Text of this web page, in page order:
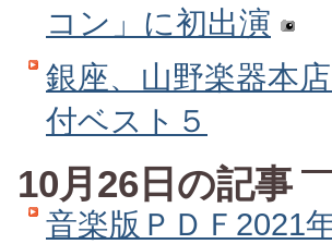
コン」に初出演
銀座、山野楽器本
付ベスト５
10月26日の記事
音楽版ＰＤＦ2021